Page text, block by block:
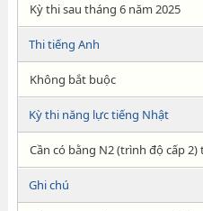
Kỳ thi sau tháng 6 năm 2025
Thi tiếng Anh
Không bắt buộc
Kỳ thi năng lực tiếng Nhật
Cần có bằng N2 (trình độ cấp 2)
Ghi chú